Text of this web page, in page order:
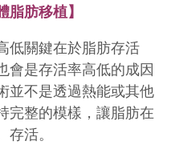
脂肪移植】
低關鍵在於脂肪存活
會是存活率高低的成因
並不是透過熱能或其他
完整的模樣 ，讓脂肪在
活。